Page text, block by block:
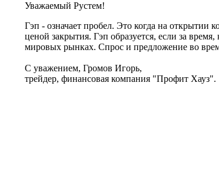
Уважаемый Рустем!
Гэп - означает пробел. Это когда на открытии
ценой закрытия. Гэп образуется, если за
мировых рынках. Спрос и предложение во
С уважением, Громов Игорь,
трейдер, финансовая компания "Профит Хауз".